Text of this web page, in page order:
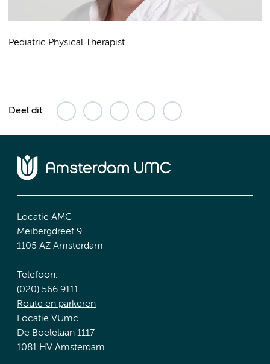
Pediatric Physical Therapist
Deel dit
Locatie AMC
Meibergdreef 9
1105 AZ Amsterdam
Telefoon:
(020) 566 9111
Route en parkeren
Locatie VUmc
De Boelelaan 1117
1081 HV Amsterdam